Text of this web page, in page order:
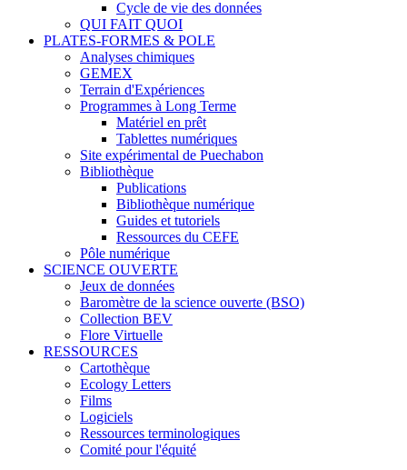
Cycle de vie des données
QUI FAIT QUOI
PLATES-FORMES & POLE
Analyses chimiques
GEMEX
Terrain d'Expériences
Programmes à Long Terme
Matériel en prêt
Tablettes numériques
Site expérimental de Puechabon
Bibliothèque
Publications
Bibliothèque numérique
Guides et tutoriels
Ressources du CEFE
Pôle numérique
SCIENCE OUVERTE
Jeux de données
Baromètre de la science ouverte (BSO)
Collection BEV
Flore Virtuelle
RESSOURCES
Cartothèque
Ecology Letters
Films
Logiciels
Ressources terminologiques
Comité pour l'équité